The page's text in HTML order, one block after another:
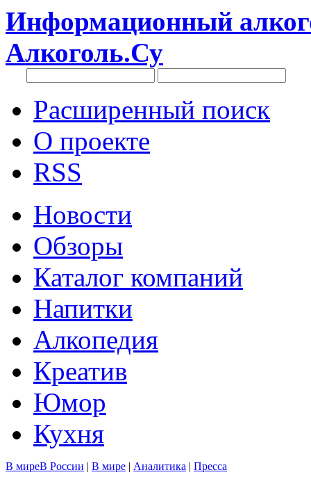
Информационный
Алкоголь.Су
Расширенный поиск
О проекте
RSS
Новости
Обзоры
Каталог компаний
Напитки
Алкопедия
Креатив
Юмор
Кухня
В миреВ России | В мире | Аналитика | Пресса